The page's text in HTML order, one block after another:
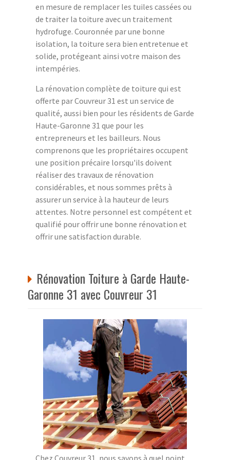
en mesure de remplacer les tuiles cassées ou
de traiter la toiture avec un traitement
hydrofuge. Couronnée par une bonne
isolation, la toiture sera bien entretenue et
solide, protégeant ainsi votre maison des
intempéries.
La rénovation complète de toiture qui est
offerte par Couvreur 31 est un service de
qualité, aussi bien pour les résidents de Garde
Haute-Garonne 31 que pour les
entrepreneurs et les bailleurs. Nous
comprenons que les propriétaires occupent
une position précaire lorsqu'ils doivent
réaliser des travaux de rénovation
considérables, et nous sommes prêts à
assurer un service à la hauteur de leurs
attentes. Notre personnel est compétent et
qualifié pour offrir une bonne rénovation et
offrir une satisfaction durable.
Rénovation Toiture à Garde Haute-
Garonne 31 avec Couvreur 31
Chez Couvreur 31, nous savons à quel point